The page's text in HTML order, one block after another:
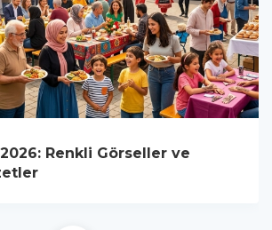
Renkli Görseller ve